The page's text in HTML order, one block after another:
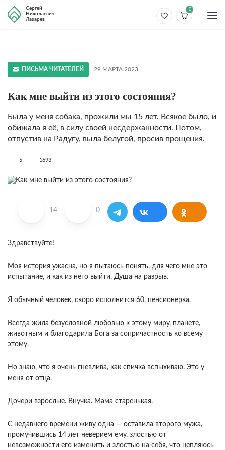
Сергей
Николаевич
Лазарев
0
ПИСЬМА ЧИТАТЕЛЕЙ 29 МАРТА 2023
Как мне выйти из этого состояния?
Была у меня собака, прожили мы 15 лет. Всякое было, и
обижала я её, в силу своей несдержанности. Потом,
отпустив на Радугу, выла белугой, просив прощения.
5 1693
14 0
Здравствуйте!
Моя история ужасна, но я пытаюсь понять, для чего мне это
испытание, и как из него выйти. Душа на разрыв.
Я обычный человек, скоро исполнится 60, пенсионерка.
Всегда жила безусловной любовью к этому миру, планете,
животным и благодарила Бога за сопричастность ко всему
этому.
Но знаю, что я очень гневлива, как спичка вспыхиваю. Это у
меня от отца.
Дочери взрослые. Внучка. Мама старенькая.
С недавнего времени живу одна — оставила второго мужа,
промучившись 14 лет неверием ему, злостью от
невозможности его изменить и злостью на себя, что цепляюсь